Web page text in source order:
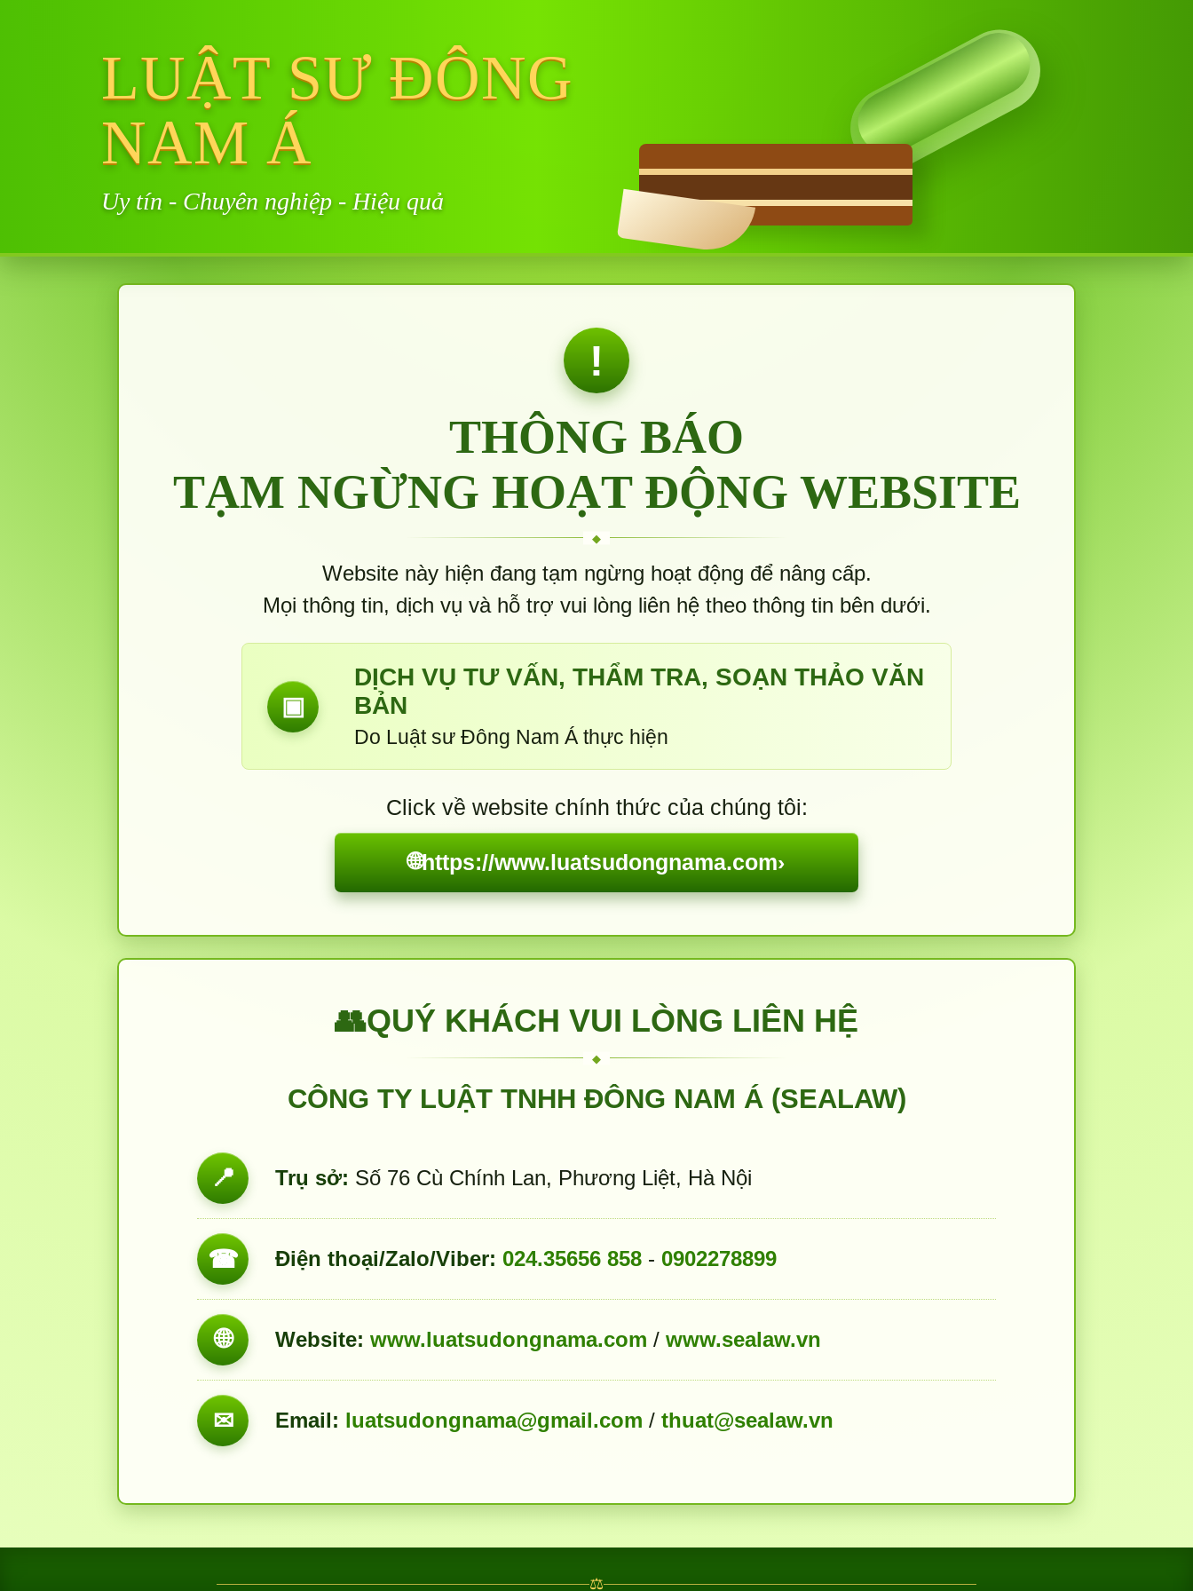
LUẬT SƯ ĐÔNG
NAM Á
Uy tín - Chuyên nghiệp - Hiệu quả
!
THÔNG BÁO
TẠM NGỪNG HOẠT ĐỘNG WEBSITE
Website này hiện đang tạm ngừng hoạt động để nâng cấp.
Mọi thông tin, dịch vụ và hỗ trợ vui lòng liên hệ theo thông tin bên dưới.
▣
DỊCH VỤ TƯ VẤN, THẨM TRA, SOẠN THẢO VĂN
BẢN
Do Luật sư Đông Nam Á thực hiện
Click về website chính thức của chúng tôi:
🌐https://www.luatsudongnama.com›
👥QUÝ KHÁCH VUI LÒNG LIÊN HỆ
CÔNG TY LUẬT TNHH ĐÔNG NAM Á (SEALAW)
📍 Trụ sở: Số 76 Cù Chính Lan, Phương Liệt, Hà Nội
☎ Điện thoại/Zalo/Viber: 024.35656 858 - 0902278899
🌐 Website: www.luatsudongnama.com / www.sealaw.vn
✉ Email: luatsudongnama@gmail.com / thuat@sealaw.vn
⚖